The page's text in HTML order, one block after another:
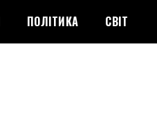
ПОЛІТИКА СВІТ